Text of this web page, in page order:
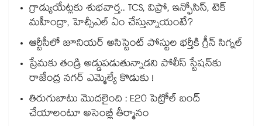
గ్రాడ్యుయేట్లకు శుభవార్త.. TCS, విప్రో, ఇన్ఫోసిస్, టెక్
మహీంద్రా, హెచ్సీఎల్ ఏం చేస్తున్నాయంటే?
ఆర్టీసీలో జూనియర్ అసిస్టెంట్‌‌ పోస్టుల భర్తీకి గ్రీన్‌‌ సిగ్నల్
ప్రేమకు తండ్రి అడ్డుపడుతున్నాడని పోలీస్ స్టేషన్⁪కు
రాజేంద్ర నగర్ ఎమ్మెల్యే కొడుకు !
తిరుగుబాటు మొదలైంది : E20 పెట్రోల్ బంద్
చేయాలంటూ అసెంబ్లీ తీర్మానం